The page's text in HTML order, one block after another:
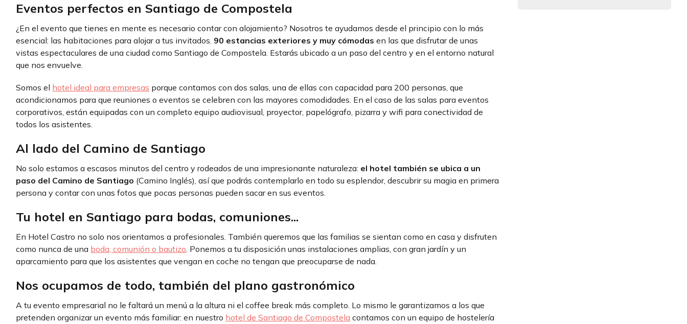
Eventos perfectos en Santiago de Compostela
¿En el evento que tienes en mente es necesario contar con alojamiento? Nosotros te ayudamos desde el principio con lo más
esencial: las habitaciones para alojar a tus invitados. 90 estancias exteriores y muy cómodasen las que disfrutar de unas
vistas espectaculares de una ciudad como Santiago de Compostela. Estarás ubicado a un paso del centro y en el entorno natural
que nos envuelve.
Somos el hotel ideal para empresas porque contamos con dos salas, una de ellas con capacidad para 200 personas, que
acondicionamos para que reuniones o eventos se celebren con las mayores comodidades. En el caso de las salas para eventos
corporativos, están equipadas con un completo equipo audiovisual, proyector, papelógrafo, pizarra y wifi para conectividad de
todos los asistentes.
Al lado del Camino de Santiago
No solo estamos a escasos minutos del centro y rodeados de una impresionante naturaleza: el hotel también se ubica a un
paso del Camino de Santiago (Camino Inglés), así que podrás contemplarlo en todo su esplendor, descubrir su magia en primera
persona y contar con unas fotos que pocas personas pueden sacar en sus eventos.
Tu hotel en Santiago para bodas, comuniones...
En Hotel Castro no solo nos orientamos a profesionales. También queremos que las familias se sientan como en casa y disfruten
como nunca de una boda, comunión o bautizo. Ponemos a tu disposición unas instalaciones amplias, con gran jardín y un
aparcamiento para que los asistentes que vengan en coche no tengan que preocuparse de nada.
Nos ocupamos de todo, también del plano gastronómico
A tu evento empresarial no le faltará un menú a la altura ni el coffee break más completo. Lo mismo le garantizamos a los que
pretenden organizar un evento más familiar: en nuestro hotel de Santiago de Compostela contamos con un equipo de hostelería